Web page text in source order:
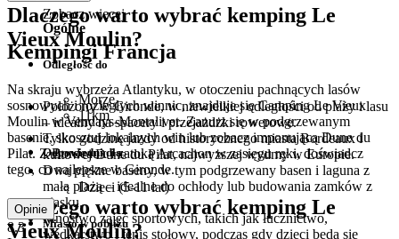
Dlaczego warto wybrać kemping Le
Vieux Moulin?
Położony w Gironde, w niewielkiej odległości od plaży i lasu
– idealny na spacery i przejażdżki rowerowe.
Tylko godzinę jazdy od historycznego miasta Bordeaux i
kultowej Dune du Pilat, najwyższej wydmy w Europie.
Dwa piękne baseny, w tym podgrzewany basen i laguna z
małą plażą – idealne do ochłody lub budowania zamków z
piasku.
Mnóstwo zajęć sportowych, takich jak łucznictwo,
wędkarstwo i tenis stołowy, podczas gdy dzieci będą się
Zobacz więcej
Kempingi Francja
Na skraju wybrzeża Atlantyku, w otoczeniu pachnących lasów
sosnowych i rozległych winnic, znajduje się Camping Le Vieux
Moulin w Vendays-Montalivet. Zanurz się w podgrzewanym
basenie, skosztuj lokalnych win lub zobacz imponującą Dune du
Pilat. Z Bordeaux i zatoką Arcachon w zasięgu ręki, doświadcz
tego, co najlepsze w Gironde.
Dlaczego warto wybrać kemping Le
Vieux Moulin?
Ogólne
Odległość do
Morze
11km
Odpowiedni dla
Dzieci (5-11 lat)
Miasto w pobliżu
Opinie
8.3